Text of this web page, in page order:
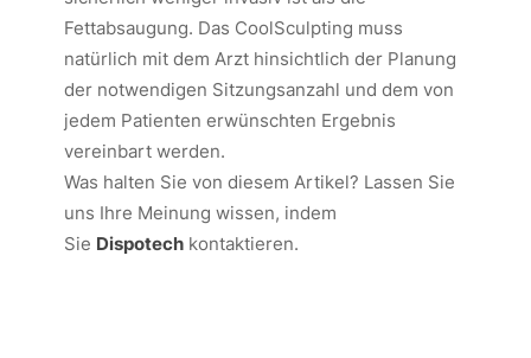
Fettabsaugung. Das CoolSculpting muss
natürlich mit dem Arzt hinsichtlich der Planung
der notwendigen Sitzungsanzahl und dem von
jedem Patienten erwünschten Ergebnis
vereinbart werden.
Was halten Sie von diesem Artikel? Lassen Sie
uns Ihre Meinung wissen, indem
Sie Dispotech kontaktieren.